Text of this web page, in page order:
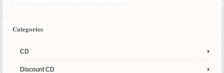
Categories
CD
Discount CD